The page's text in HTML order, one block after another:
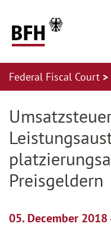
Federal Fiscal Court
Preisgeldern
05. December